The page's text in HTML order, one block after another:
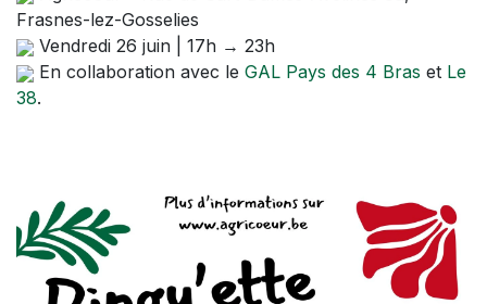
Frasnes-lez-Gosselies
Vendredi 26 juin | 17h → 23h
En collaboration avec le GAL Pays des 4 Bras et Le
38.